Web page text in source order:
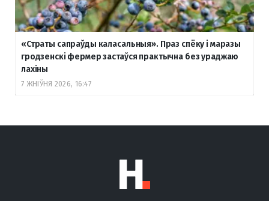
«Страты сапраўды каласальныя». Праз спёку і маразы
гродзенскі фермер застаўся практычна без ураджаю
лахіны
7 ЖНІЎНЯ 2026, 16:47